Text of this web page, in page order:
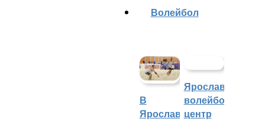
Волейбол
В
Ярославле
Ярославский
волейбольный
центр